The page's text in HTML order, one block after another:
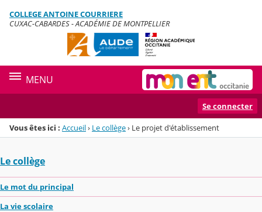
Menu de la rubrique
Contenu
COLLEGE ANTOINE COURRIERE
CUXAC-CABARDES - ACADÉMIE DE MONTPELLIER
MENU
Se connecter
Vous êtes ici : Accueil› Le collège› Le projet d'établissement
Le collège
Le mot du principal
La vie scolaire